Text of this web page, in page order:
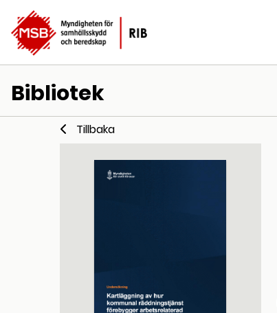
Bibliotek
Tillbaka